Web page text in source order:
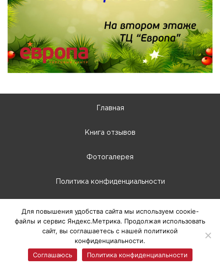
Главная
Книга отзывов
Фотогалерея
Политика конфиденциальности
г. Абакан, Крылова, 66-Б
© 2025 ТЦ Европа, г. Абакан
Для повышения удобства сайта мы используем соокіе-
файлы и сервис Яндекс.Метрика. Продолжая использовать
сайт, вы соглашаетесь с нашей политикой
конфиденциальности.
Соглашаюсь
Политика конфиденциальности